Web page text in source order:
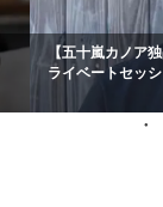
【五十嵐カノア
ライベートセッ